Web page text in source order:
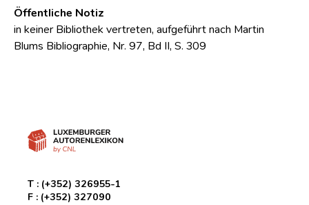
Öffentliche Notiz
in keiner Bibliothek vertreten, aufgeführt nach Martin
Blums Bibliographie, Nr. 97, Bd II, S. 309
T : (+352) 326955-1
F : (+352) 327090